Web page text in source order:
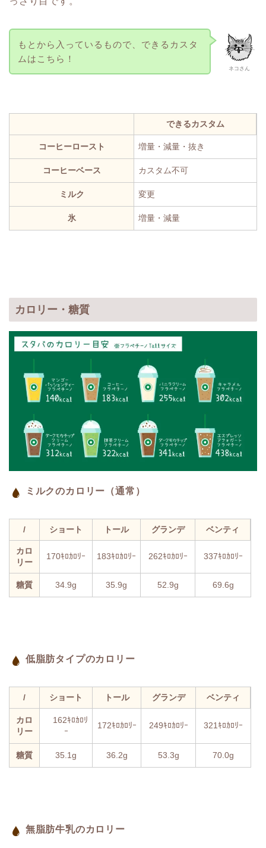
ネコさん
もとから入っているもので、できるカスタ
ムはこちら！
できるカスタム
コーヒーロースト 増量・減量・抜き
コーヒーベース カスタム不可
ミルク 変更
氷 増量・減量
カロリー・糖質
ミルクのカロリー（通常）
/ ショート トール グランデ ベンティ
カロ
リー
170ｷﾛｶﾛﾘｰ 183ｷﾛｶﾛﾘｰ 262ｷﾛｶﾛﾘｰ 337ｷﾛｶﾛﾘｰ
糖質 34.9g 35.9g 52.9g 69.6g
低脂肪タイプのカロリー
/ ショート トール グランデ ベンティ
カロ
リー
162ｷﾛｶﾛﾘ
ｰ
172ｷﾛｶﾛﾘｰ 249ｷﾛｶﾛﾘｰ 321ｷﾛｶﾛﾘｰ
糖質 35.1g 36.2g 53.3g 70.0g
無脂肪牛乳のカロリー